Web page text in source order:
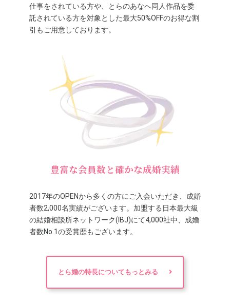
仕事をされている方や、とらのあなへ同人作品を委
託されている方を対象とした最大50%OFFのお得な割
引もご用意しております。
豊富な会員数と確かな成婚実績
2017年のOPENから多くの方にご入会いただき、成婚
者数2,000名実績がございます。加盟する日本最大級
の結婚相談所ネットワーク(IBJ)にて4,000社中、成婚
者数No.1の受賞歴もございます。
とら婚の特長についてもっとみる